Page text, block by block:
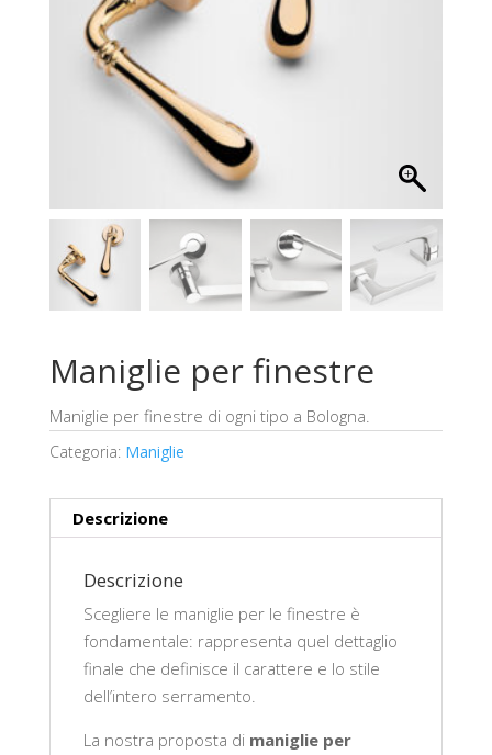
Maniglie per finestre
Maniglie per finestre di ogni tipo a Bologna.
Categoria: Maniglie
Descrizione
Descrizione
Scegliere le maniglie per le finestre è
fondamentale: rappresenta quel dettaglio
finale che definisce il carattere e lo stile
dell’intero serramento.
La nostra proposta di maniglie per